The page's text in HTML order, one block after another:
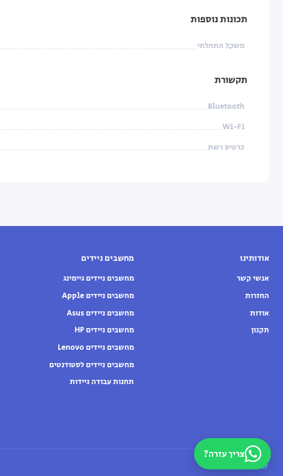
תכונות נוספות
משקל התחלתי
תקשורת
Bluetooth
Wi-Fi
כרטיס רשת
אודותינו
אנשי קשר
החזרות
אודות
תקנון
מחשבים ניידים
מחשבים ניידים גיימינג
מחשבים ניידים Apple
מחשבים ניידים Asus
מחשבים ניידים HP
מחשבים ניידים Lenovo
מחשבים ניידים לסטודנטים
תחנות עבודה ניידות
צריך עזרה?